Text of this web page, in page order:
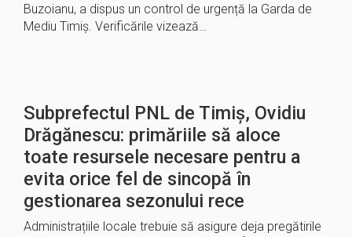
Buzoianu, a dispus un control de urgență la Garda de
Mediu Timiș. Verificările vizează…
Subprefectul PNL de Timiș, Ovidiu
Drăgănescu: primăriile să aloce
toate resursele necesare pentru a
evita orice fel de sincopă în
gestionarea sezonului rece
Administrațiile locale trebuie să asigure deja pregătirile